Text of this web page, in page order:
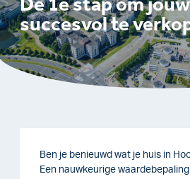
succesvol te
Ben je benieuwd wat je huis in
Een nauwkeurige